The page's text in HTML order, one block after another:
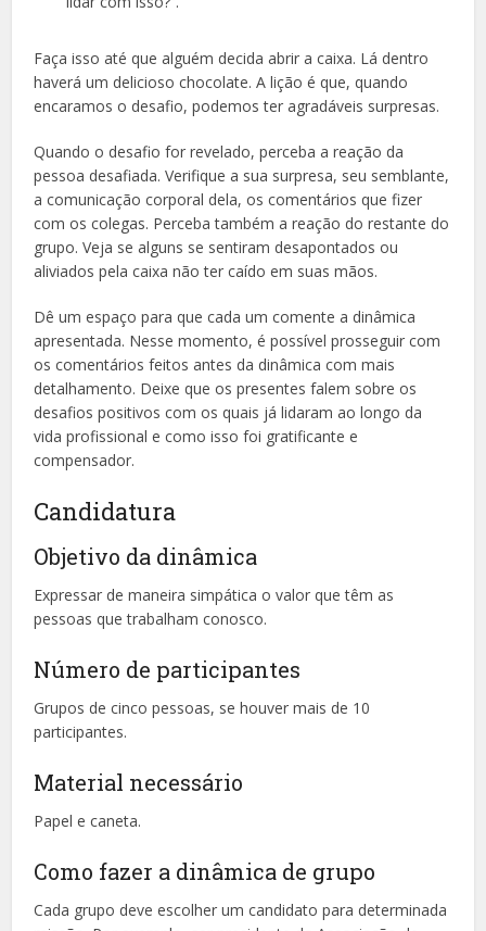
Faça isso até que alguém decida abrir a caixa. Lá dentro
haverá um delicioso chocolate. A lição é que, quando
encaramos o desafio, podemos ter agradáveis surpresas.
Quando o desafio for revelado, perceba a reação da
pessoa desafiada. Verifique a sua surpresa, seu semblante,
a comunicação corporal dela, os comentários que fizer
com os colegas. Perceba também a reação do restante do
grupo. Veja se alguns se sentiram desapontados ou
aliviados pela caixa não ter caído em suas mãos.
Dê um espaço para que cada um comente a dinâmica
apresentada. Nesse momento, é possível prosseguir com
os comentários feitos antes da dinâmica com mais
detalhamento. Deixe que os presentes falem sobre os
desafios positivos com os quais já lidaram ao longo da
vida profissional e como isso foi gratificante e
compensador.
Candidatura
Objetivo da dinâmica
Expressar de maneira simpática o valor que têm as
pessoas que trabalham conosco.
Número de participantes
Grupos de cinco pessoas, se houver mais de 10
participantes.
Material necessário
Papel e caneta.
Como fazer a dinâmica de grupo
Cada grupo deve escolher um candidato para determinada